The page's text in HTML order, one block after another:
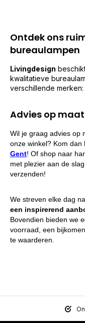
Ontdek ons
bureaulampen
Livingdesign
kwalitatieve
verschillende merken:
Advies op maat
Wil je graag advies op
onze winkel? Kom dan
Gent! Of shop naar
met plezier aan de
verzenden!
We streven elke dag
een inspirerend
Bovendien bieden we
voorraad, een
te waarderen.